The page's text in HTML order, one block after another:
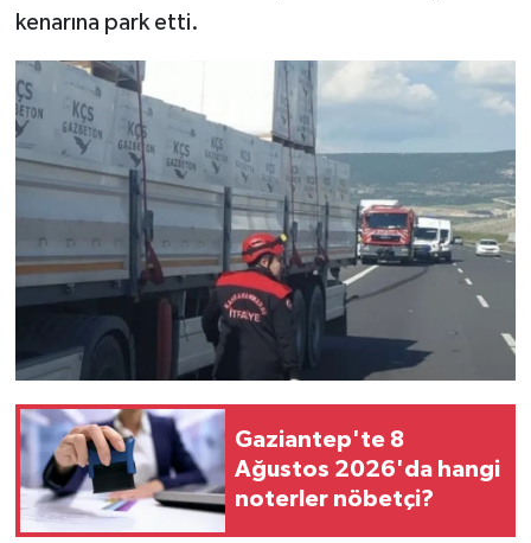
kenarına park etti.
Gaziantep'te 8
Ağustos 2026'da hangi
noterler nöbetçi?
Türkiye
Video Haber
Yaşam
Yeme-İçme
Yemek